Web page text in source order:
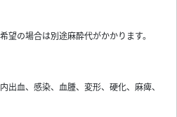
望の場合は別途麻酔代がかかります。
出血、感染、血腫、変形、硬化、麻痺、